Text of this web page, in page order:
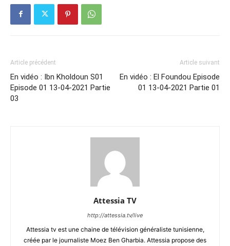
Article précédent
En vidéo : Ibn Kholdoun S01
Episode 01 13-04-2021 Partie
03
Article suivant
En vidéo : El Foundou Episode
01 13-04-2021 Partie 01
Attessia TV
http://attessia.tv/live
Attessia tv est une chaine de télévision généraliste tunisienne,
créée par le journaliste Moez Ben Gharbia. Attessia propose des